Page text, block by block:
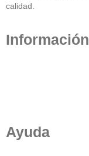
calidad.
Información
Ayuda